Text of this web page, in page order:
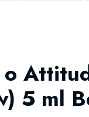
5 ml